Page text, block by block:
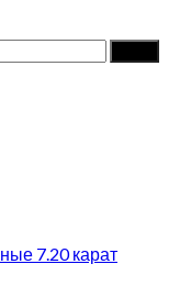
7.20 карат